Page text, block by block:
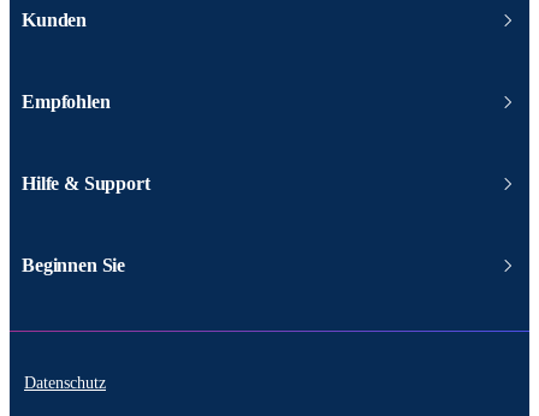
Kunden
Empfohlen
Hilfe & Support
Beginnen Sie
Datenschutz